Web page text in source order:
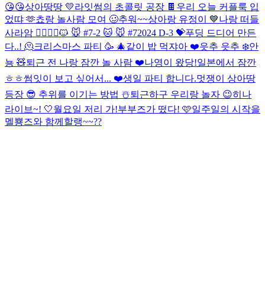
😘😘상아땅땅 💛라잇썸의 초콜릿 공장 🍫 우리 오늘 커플룩 입
었땨 🫶쵸랑 놀사람 모여 🥴추워~~상아랑 유정이 💙나랑 떠들
사라암 🙆‍♀️🙆‍♂️🐱 🐭 #7-2 🐱 🐭 #72024 D-3 💝푸딩 드디어 만든
다..! 🫠크리스마스 파티 🥳 🎄같이 밥 먹쟈아 ❤️읏추 읏추 ❄️안
뇽 🧸퇴근 전 나랑 잠깐 놀 사람 ❤️나영이 왔당!일본에서 잠깐
ㅎㅎ썸잇이 보고 싶어서... ❤️생일 파티 합니다.멋쟁이 상아땅
등장 😎 추위를 이기는 방법 ☃️퇴근하구 우리랑 놀자 😉히나
라이브~! 🤍월요일 저리 가!부부즈가 떴다! 🩷일주일의 시작을
멜뿅즈와 함께할랭~~??